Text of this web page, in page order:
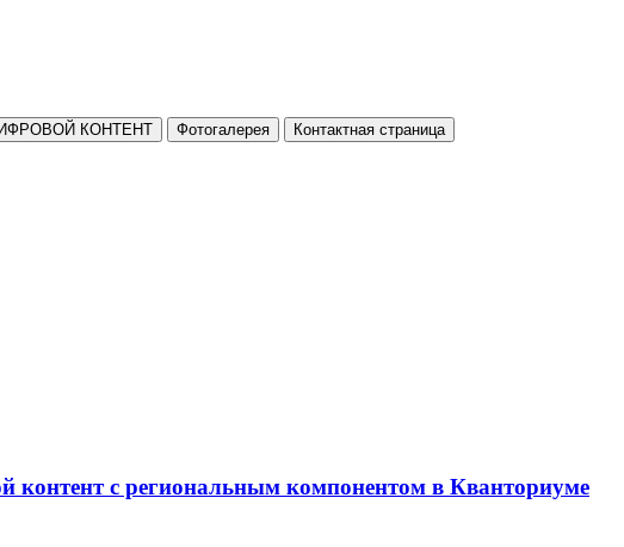
КОНТЕНТ Фотогалерея Контактная страница
с региональным компонентом в Кванториуме